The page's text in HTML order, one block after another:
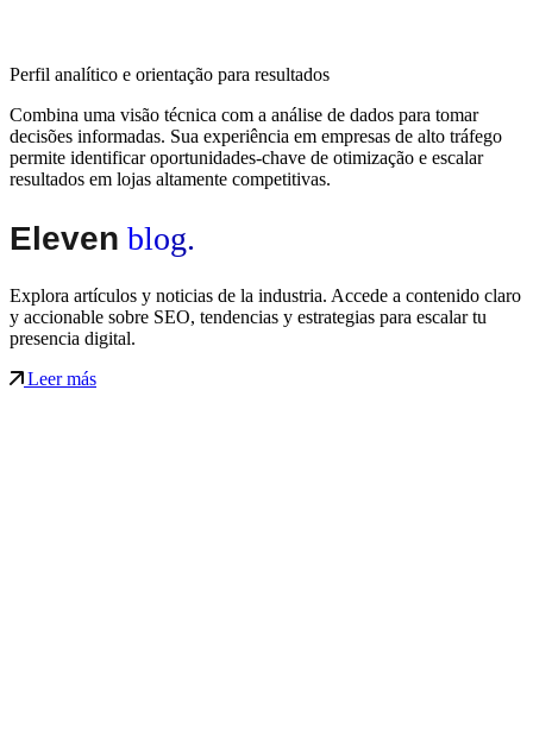
Perfil analítico e orientação para resultados
Combina uma visão técnica com a análise de dados para tomar
decisões informadas. Sua experiência em empresas de alto tráfego
permite identificar oportunidades-chave de otimização e escalar
resultados em lojas altamente competitivas.
Eleven blog.
Explora artículos y noticias de la industria. Accede a contenido claro
y accionable sobre SEO, tendencias y estrategias para escalar tu
presencia digital.
Leer más